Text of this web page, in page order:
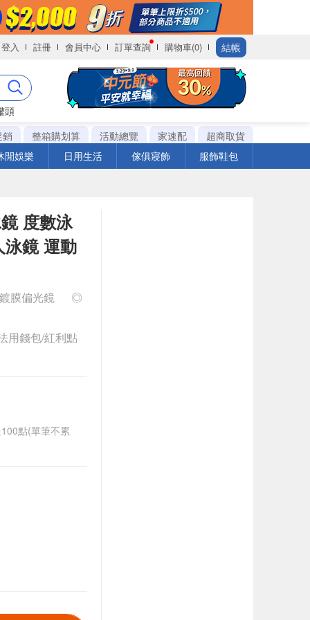
登入 註冊 會員中心 訂單查詢 購物車(0) 結帳
頭
銷
整箱購划算 活動總覽 家速配
超商取貨
閒娛樂
日用生活 傢俱寢飾 服飾鞋包
度數泳
鏡 運動
膜偏光鏡 ◎
用錢包/紅利點
點(單筆不累